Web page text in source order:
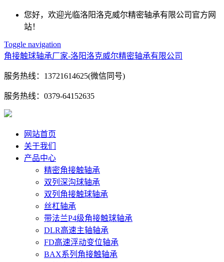
您好，欢迎光临洛阳洛克威尔精密轴承有限公司官方网
站！
Toggle navigation
角接触球轴承厂家-洛阳洛克威尔精密轴承有限公司
服务热线： 13721614625(微信同号)
服务热线： 0379-64152635
网站首页
关于我们
产品中心
精密角接触轴承
双列深沟球轴承
双列角接触球轴承
丝杠轴承
带法兰P4级角接触球轴承
DLR高速主轴轴承
FD高速浮动变位轴承
BAX系列角接触轴承